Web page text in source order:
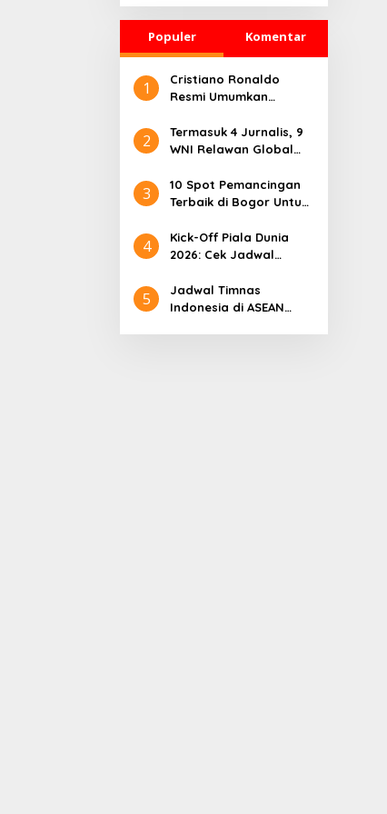
Jasadnya Dibuang
Populer Komentar
1
Cristiano Ronaldo
Resmi Umumkan
Portugal
2
Termasuk 4 Jurnalis, 9
WNI Relawan Global
Penahanan Israel
3
10 Spot Pemancingan
Terbaik di Bogor Untuk
4
Kick-Off Piala Dunia
2026: Cek Jadwal
5
Jadwal Timnas
Indonesia di ASEAN